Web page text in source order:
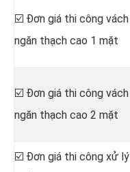
☑️ Đơn giá thi công vách
ngăn thạch cao 1 mặt
☑️ Đơn giá thi công vách
ngăn thạch cao 2 mặt
☑️ Đơn giá thi công xử lý